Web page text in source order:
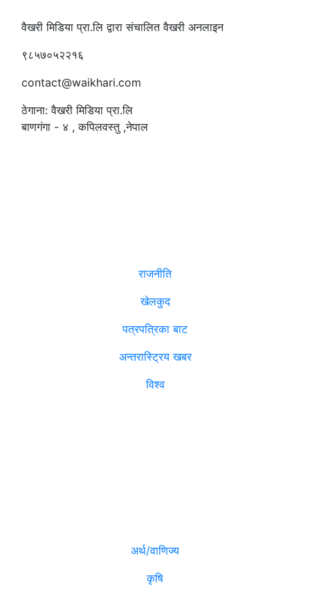
वैखरी मिडिया प्रा.लि द्वारा संचालित वैखरी अनलाइन
९८५७०५२२१६
contact@waikhari.com
ठेगाना: वैखरी मिडिया प्रा.लि
बाणगंगा - ४ , कपिलवस्तु ,नेपाल
राजनीति
खेलकुद
पत्रपत्रिका बाट
अन्तरास्ट्रिय खबर
विश्व
अर्थ/वाणिज्य
कृषि